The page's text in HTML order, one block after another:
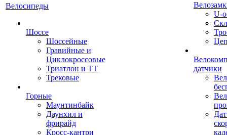
Велосипеды
Шоссе
Шоссейные
Гравийные и
Циклокроссовые
Триатлон и ТТ
Трековые
Горные
Маунтинбайк
Даунхил и
фрирайд
Кросс-кантри
U-
датчики